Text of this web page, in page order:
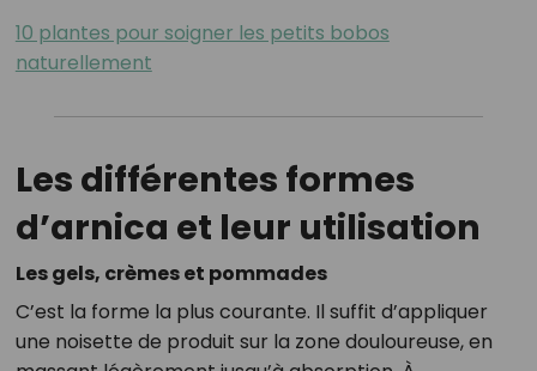
10 plantes pour soigner les petits bobos
naturellement
Les différentes formes
d’arnica et leur utilisation
Les gels, crèmes et pommades
C’est la forme la plus courante. Il suffit d’appliquer
une noisette de produit sur la zone douloureuse, en